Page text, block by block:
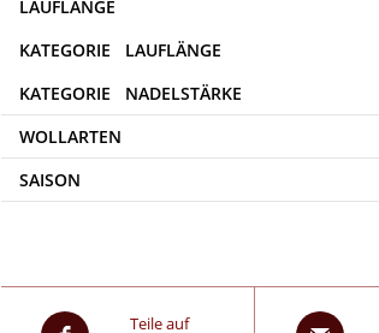
WOLLARTEN
SAISON
Teile auf